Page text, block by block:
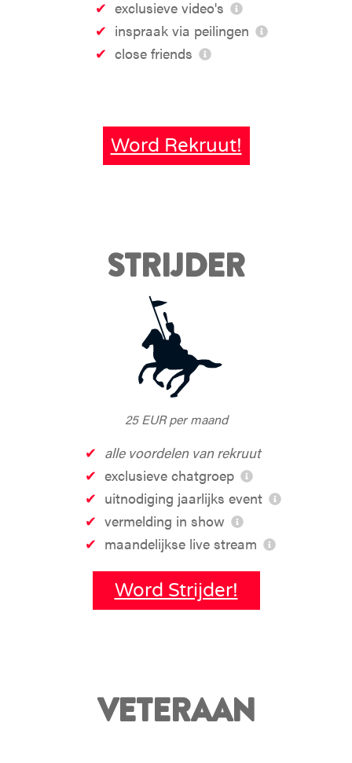
exclusieve video's
inspraak via peilingen
close friends
Word Rekruut!
STRIJDER
25 EUR per maand
alle voordelen van rekruut
exclusieve chatgroep
uitnodiging jaarlijks event
vermelding in show
maandelijkse live stream
Word Strijder!
VETERAAN